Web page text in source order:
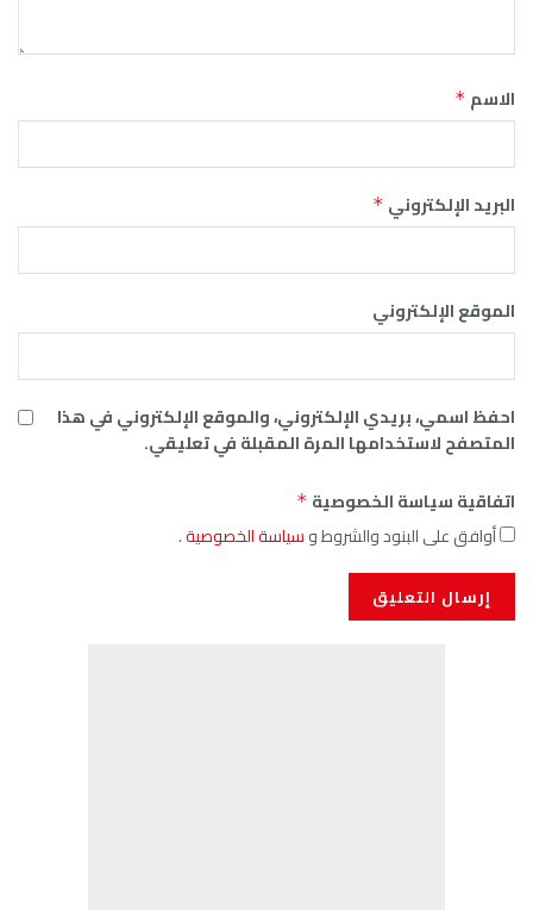
الاسم *
البريد الإلكتروني *
الموقع الإلكتروني
احفظ اسمي، بريدي الإلكتروني، والموقع الإلكتروني في هذا
المتصفح لاستخدامها المرة المقبلة في تعليقي.
اتفاقية سياسة الخصوصية *
أوافق على البنود والشروط وسياسة الخصوصية.